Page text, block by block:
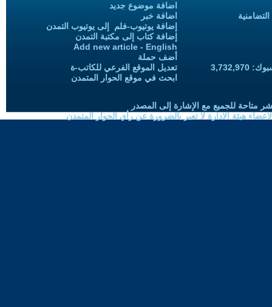
اضافة موضوع جديد
اضافة خبر
إضافة يوتيوب-فلم إلى يوتيوب التمدن
إضافة كتاب إلى مكتبة التمدن
Add new article - English
أضف حملة
تعديل الموقع الفرعي للكاتب-ة
ابحث في موقع الحوار المتمدن
متاحة للجميع مع الإشارة إلى المصدر
هيئة الادارة لا تعبر بالضرورة عن رأي الحوار المتمدن